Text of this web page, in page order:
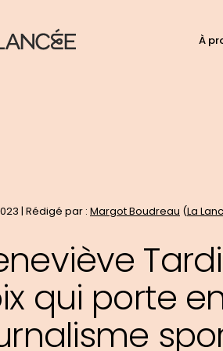
À
| Rédigé par : Margot Boudreau (La
qui porte